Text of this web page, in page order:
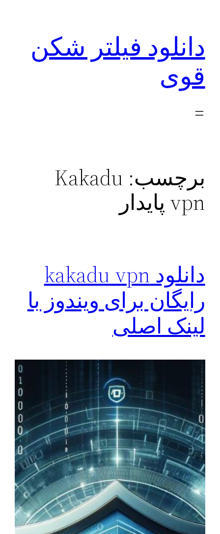
دانلود فیلتر شکن
قوی
برچسب: Kakadu
vpn پایدار
دانلود kakadu vpn
رایگان برای ویندوز با
لینک اصلی